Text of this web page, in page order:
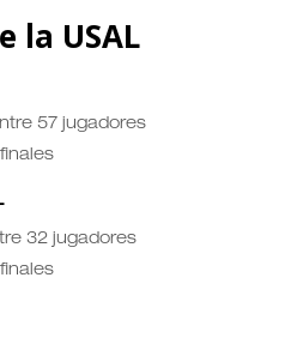
la USAL
57 jugadores
32 jugadores